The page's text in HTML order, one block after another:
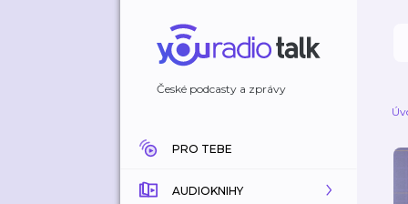
České podcasty a zprávy
PRO TEBE
AUDIOKNIHY